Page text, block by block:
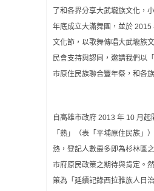
了和各界分享大武壠族文化，
年底成立大滿舞團，並於
文化節，以歌舞傳唱大武壠族
民會支持與認同，邀請我們以
市原住民族聯合豐年祭，和各
自高雄市政府 2013 年 10 月
「熟」（表「平埔原住民族」
熱，登記人數最多即為杉林區
市府原民政策之期待與肯定。
策為「延續記錄西拉雅族人日